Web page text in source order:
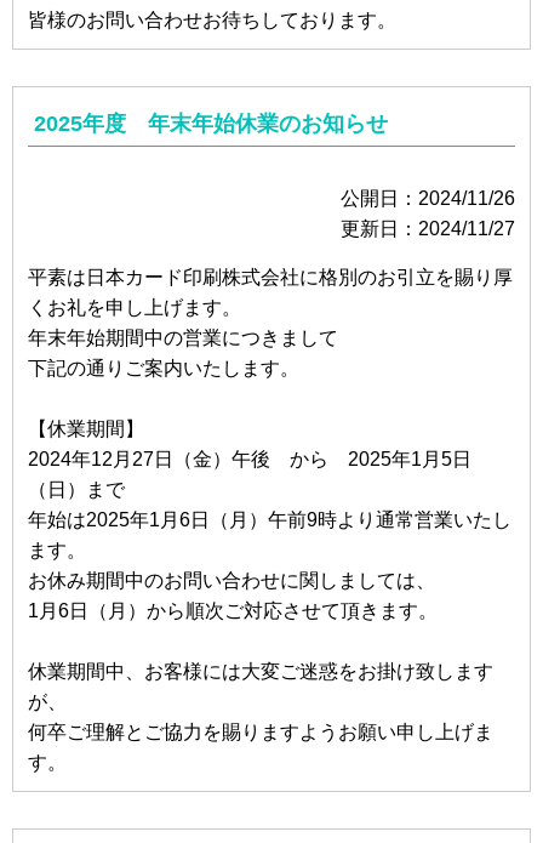
皆様のお問い合わせお待ちしております。
2025年度 年末年始休業のお知らせ
公開日：2024/11/26
更新日：2024/11/27
平素は日本カード印刷株式会社に格別のお引立を賜り厚
くお礼を申し上げます。
年末年始期間中の営業につきまして
下記の通りご案内いたします。
【休業期間】
2024年12月27日（金）午後 から 2025年1月5日
（日）まで
年始は2025年1月6日（月）午前9時より通常営業いたし
ます。
お休み期間中のお問い合わせに関しましては、
1月6日（月）から順次ご対応させて頂きます。
休業期間中、お客様には大変ご迷惑をお掛け致します
が、
何卒ご理解とご協力を賜りますようお願い申し上げま
す。